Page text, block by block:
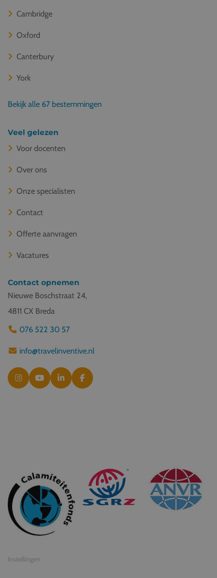
Cambridge
Oxford
Canterbury
York
Bekijk alle 67 bestemmingen
Veel gelezen
Voor docenten
Over ons
Onze specialisten
Contact
Offerte aanvragen
Vacatures
Contact opnemen
Nieuwe Boschstraat 24,
4811 CX Breda
076 522 30 57
info@travelinventive.nl
© 2026 Travel Inventive
Algemene voorwaarden
Privacy statement
Instellingen